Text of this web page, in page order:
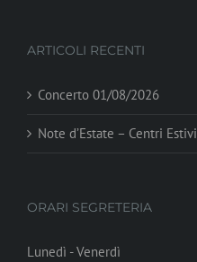
ARTICOLI RECENTI
Concerto 01/08/2026
Note d’Estate – Centri Estivi
ORARI SEGRETERIA
Lunedì - Venerdì